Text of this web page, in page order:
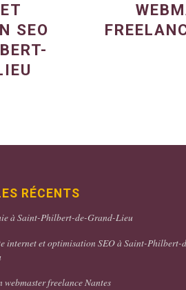
SEO
RÉCENTS
à Saint-Philbert-de-Grand-Lieu
internet et optimisation SEO à Saint-Philbert-
webmaster freelance Nantes